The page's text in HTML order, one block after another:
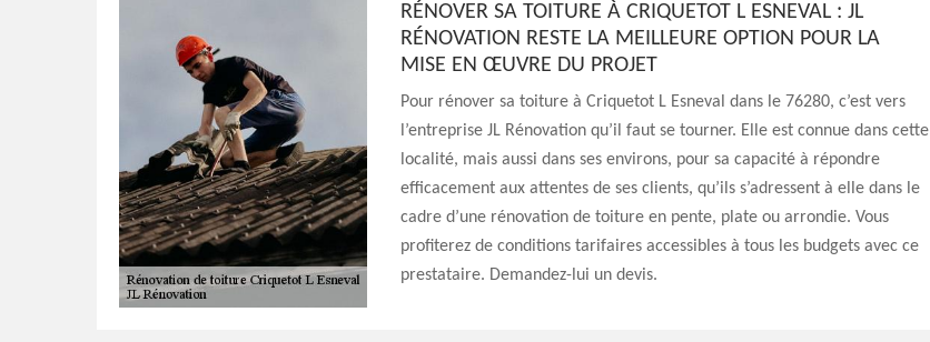
RÉNOVER SA TOITURE À CRIQUETOT L ESNEVAL : JL
RÉNOVATION RESTE LA MEILLEURE OPTION POUR LA
MISE EN ŒUVRE DU PROJET
Pour rénover sa toiture à Criquetot L Esneval dans le 76280, c’est vers
l’entreprise JL Rénovation qu’il faut se tourner. Elle est connue dans cette
localité, mais aussi dans ses environs, pour sa capacité à répondre
efficacement aux attentes de ses clients, qu’ils s’adressent à elle dans le
cadre d’une rénovation de toiture en pente, plate ou arrondie. Vous
profiterez de conditions tarifaires accessibles à tous les budgets avec ce
prestataire. Demandez-lui un devis.